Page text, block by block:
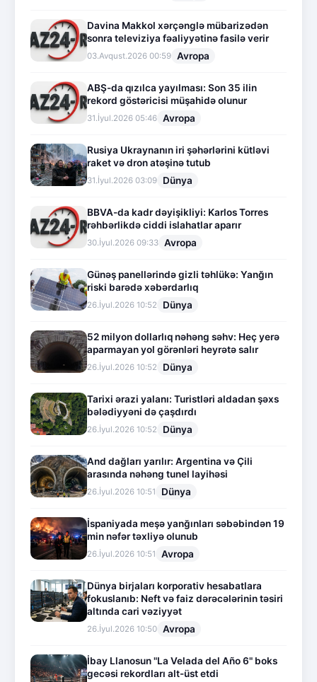
Davina Makkol xərçənglə mübarizədən
sonra televiziya fəaliyyətinə fasilə verir
03.Avqust.2026 00:59 Avropa
ABŞ-da qızılca yayılması: Son 35 ilin
rekord göstəricisi müşahidə olunur
31.İyul.2026 05:46 Avropa
Rusiya Ukraynanın iri şəhərlərini kütləvi
raket və dron atəşinə tutub
31.İyul.2026 03:09 Dünya
BBVA-da kadr dəyişikliyi: Karlos Torres
rəhbərlikdə ciddi islahatlar aparır
30.İyul.2026 09:33 Avropa
Günəş panellərində gizli təhlükə: Yanğın
riski barədə xəbərdarlıq
26.İyul.2026 10:52 Dünya
52 milyon dollarlıq nəhəng səhv: Heç yerə
aparmayan yol görənləri heyrətə salır
26.İyul.2026 10:52 Dünya
Tarixi ərazi yalanı: Turistləri aldadan şəxs
bələdiyyəni də çaşdırdı
26.İyul.2026 10:52 Dünya
And dağları yarılır: Argentina və Çili
arasında nəhəng tunel layihəsi
26.İyul.2026 10:51 Dünya
İspaniyada meşə yanğınları səbəbindən 19
min nəfər təxliyə olunub
26.İyul.2026 10:51 Avropa
Dünya birjaları korporativ hesabatlara
fokuslanıb: Neft və faiz dərəcələrinin təsiri
altında cari vəziyyət
26.İyul.2026 10:50 Avropa
İbay Llanosun "La Velada del Año 6" boks
gecəsi rekordları alt-üst etdi